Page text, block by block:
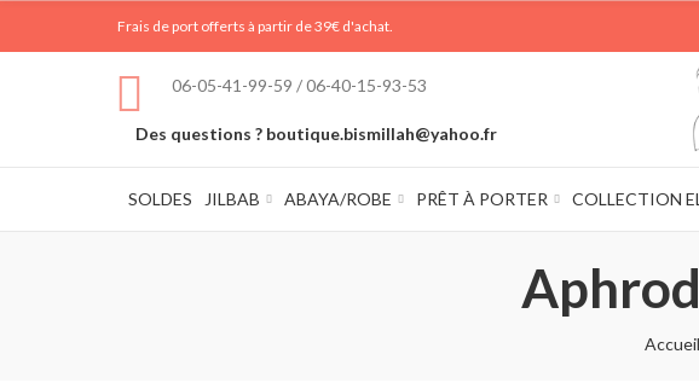
Frais de port offerts à partir de 39€ d'achat.
06-05-41-99-59 / 06-40-15-93-53
Des questions ? boutique.bismillah@yahoo.fr
SOLDES JILBAB ABAYA/ROBE PRÊT À PORTER COLLECTION
Accueil